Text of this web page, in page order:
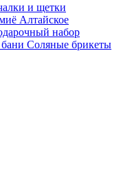
и щетки
Алтайское
набор
Соляные брикеты